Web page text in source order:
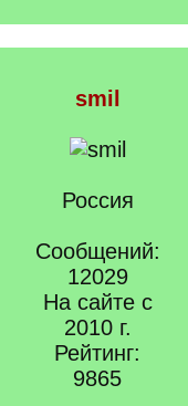
smil
Россия
Сообщений:
12029
На сайте с
2010 г.
Рейтинг:
9865